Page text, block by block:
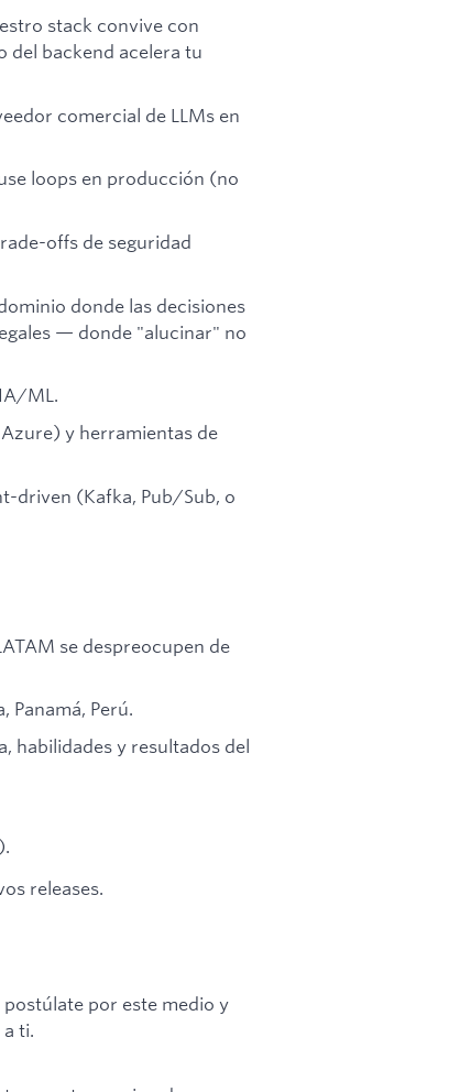
stack convive con
del backend acelera tu
comercial de LLMs en
loops en producción (no
offs de seguridad
donde las decisiones
— donde "alucinar" no
ML.
y herramientas de
driven (Kafka, Pub/Sub, o
se despreocupen de
Panamá, Perú.
habilidades y resultados del
releases.
postúlate por este medio y
ti.